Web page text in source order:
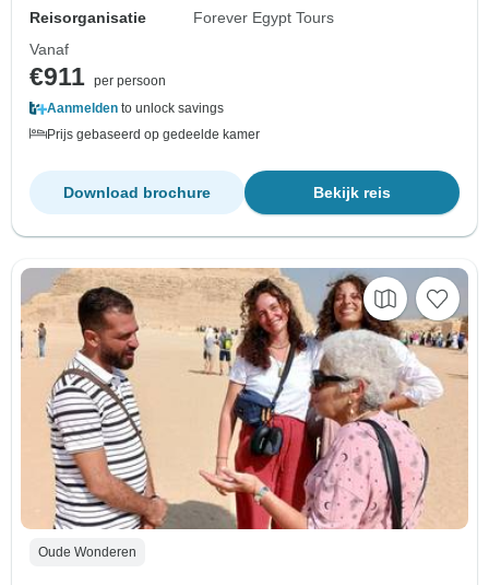
Reisorganisatie
Forever Egypt Tours
Vanaf
€911 per persoon
Aanmelden to unlock savings
Prijs gebaseerd op gedeelde kamer
Bekijk reis
Download brochure
Oude Wonderen